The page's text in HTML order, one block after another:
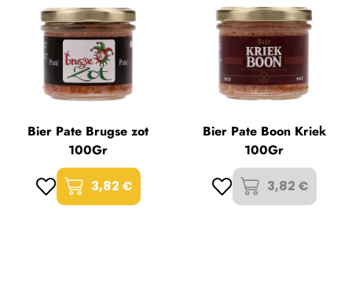
Bier Pate Brugse zot
100Gr
3,82 €
Bier Pate Boon Kriek
100Gr
3,82 €